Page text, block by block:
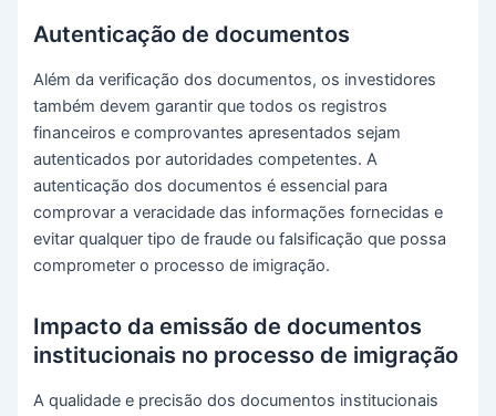
Autenticação de documentos
Além da verificação dos documentos, os investidores
também devem garantir que todos os registros
financeiros e comprovantes apresentados sejam
autenticados por autoridades competentes. A
autenticação dos documentos é essencial para
comprovar a veracidade das informações fornecidas e
evitar qualquer tipo de fraude ou falsificação que possa
comprometer o processo de imigração.
Impacto da emissão de documentos
institucionais no processo de imigração
A qualidade e precisão dos documentos institucionais